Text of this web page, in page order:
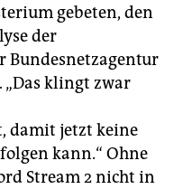
gebeten, den
der
Bundesnetzagentur
„Das klingt zwar
damit jetzt keine
kann.“ Ohne
Stream 2 nicht in